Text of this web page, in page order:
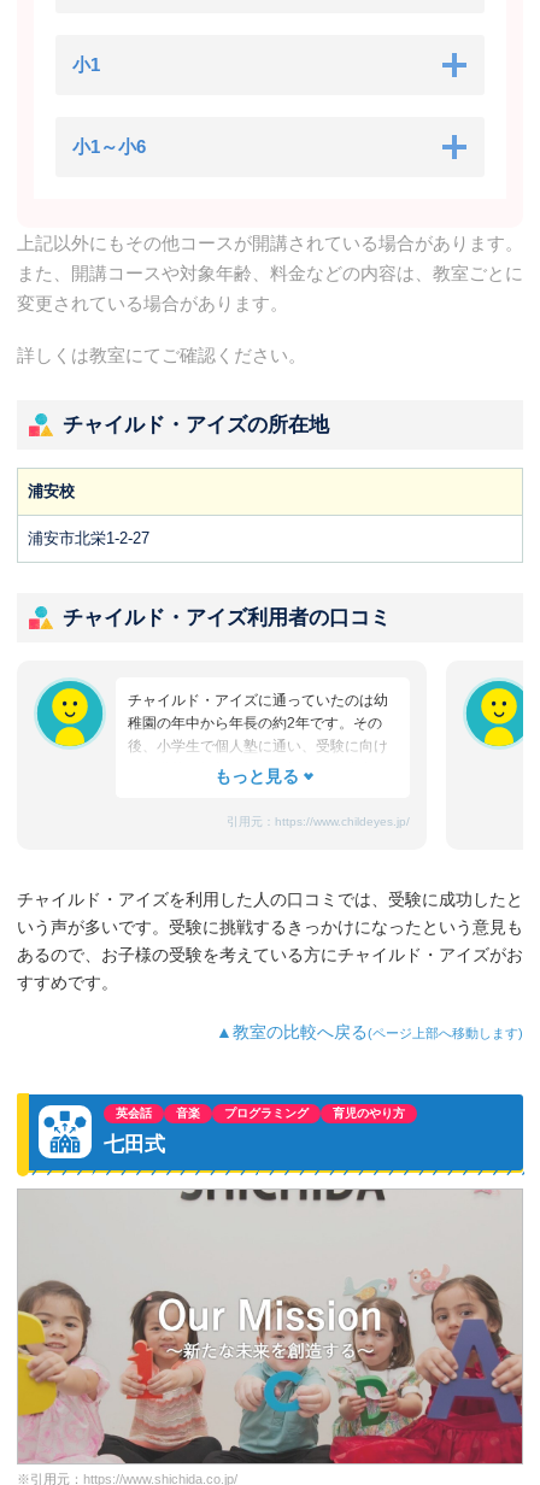
小1
小1～小6
上記以外にもその他コースが開講されている場合があります。
また、開講コースや対象年齢、料金などの内容は、教室ごとに
変更されている場合があります。
詳しくは教室にてご確認ください。
チャイルド・アイズの所在地
浦安校
浦安市北栄1-2-27
チャイルド・アイズ利用者の口コミ
チャイルド・アイズに通っていたのは幼
稚園の年中から年長の約2年です。その
後、小学生で個人塾に通い、受験に向け
て進学塾へ転塾。第一志望だった灘中に
ようとしたところ、本人から「真っ先に
子が、いつもチャイルド・アイズの先生
が「大丈夫だから！できるから！」と励
ましてくれ、「こんなにできるんだか
とを、今日までずっと心の支えにしてい
たようです。本当にありがとうございま
引用元： https://www.childeyes.jp/
チャイルド・アイズを利用した人の口コミでは、受験に成功したと
いう声が多いです。受験に挑戦するきっかけになったという意見も
あるので、お子様の受験を考えている方にチャイルド・アイズがお
すすめです。
▲教室の比較へ戻る(ページ上部へ移動します)
英会話 音楽 プログラミング 育児のやり方
七田式
※引用元： https://www.shichida.co.jp/